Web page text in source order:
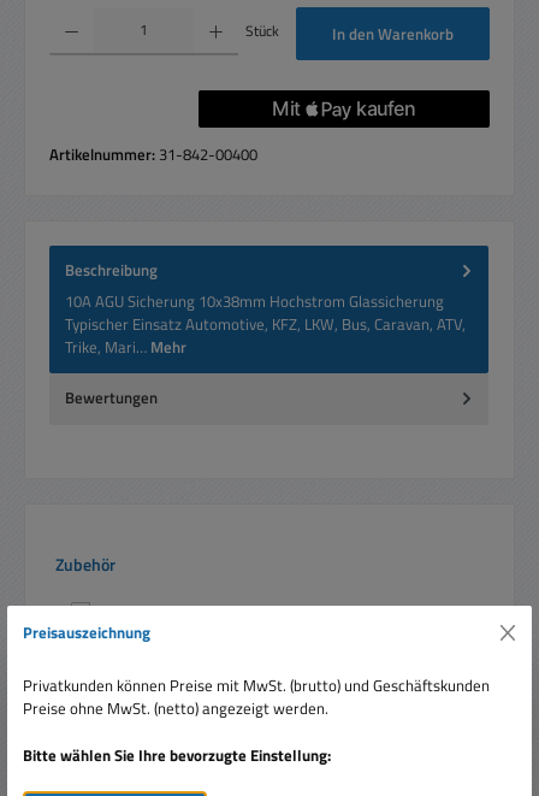
Produkt Anzahl: Gib den gewünschten Wert ein oder benutze die Schaltflächen um
Stück In den Warenkorb
Artikelnummer: 31-842-00400
Beschreibung
10A AGU Sicherung 10x38mm Hochstrom Glassicherung
Typischer Einsatz Automotive, KFZ, LKW, Bus, Caravan, ATV,
Trike, Mari… Mehr
Bewertungen
Produktgalerie überspringen
Zubehör
Preisauszeichnung
Privatkunden können Preise mit MwSt. (brutto) und Geschäftskunden
Preise ohne MwSt. (netto) angezeigt werden.
Bitte wählen Sie Ihre bevorzugte Einstellung: